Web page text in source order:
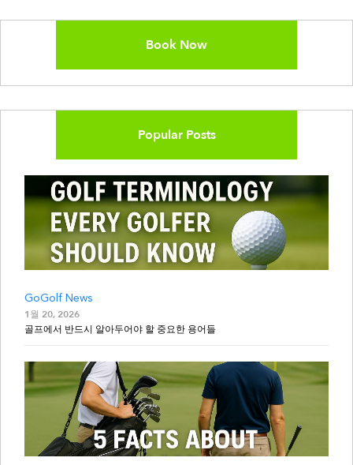
Book Now
Popular Posts
GoGolf News
1월 20, 2026
골프에서 반드시 알아두어야 할 중요한 용어들